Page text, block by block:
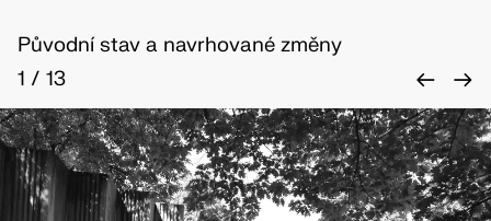
Původní stav a navrhované změny
1 / 13 ← →